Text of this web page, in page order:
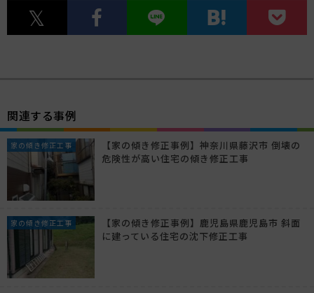
関連する事例
家の傾き修正工事
【家の傾き修正事例】神奈川県藤沢市 倒壊の
危険性が高い住宅の傾き修正工事
家の傾き修正工事
【家の傾き修正事例】鹿児島県鹿児島市 斜面
に建っている住宅の沈下修正工事